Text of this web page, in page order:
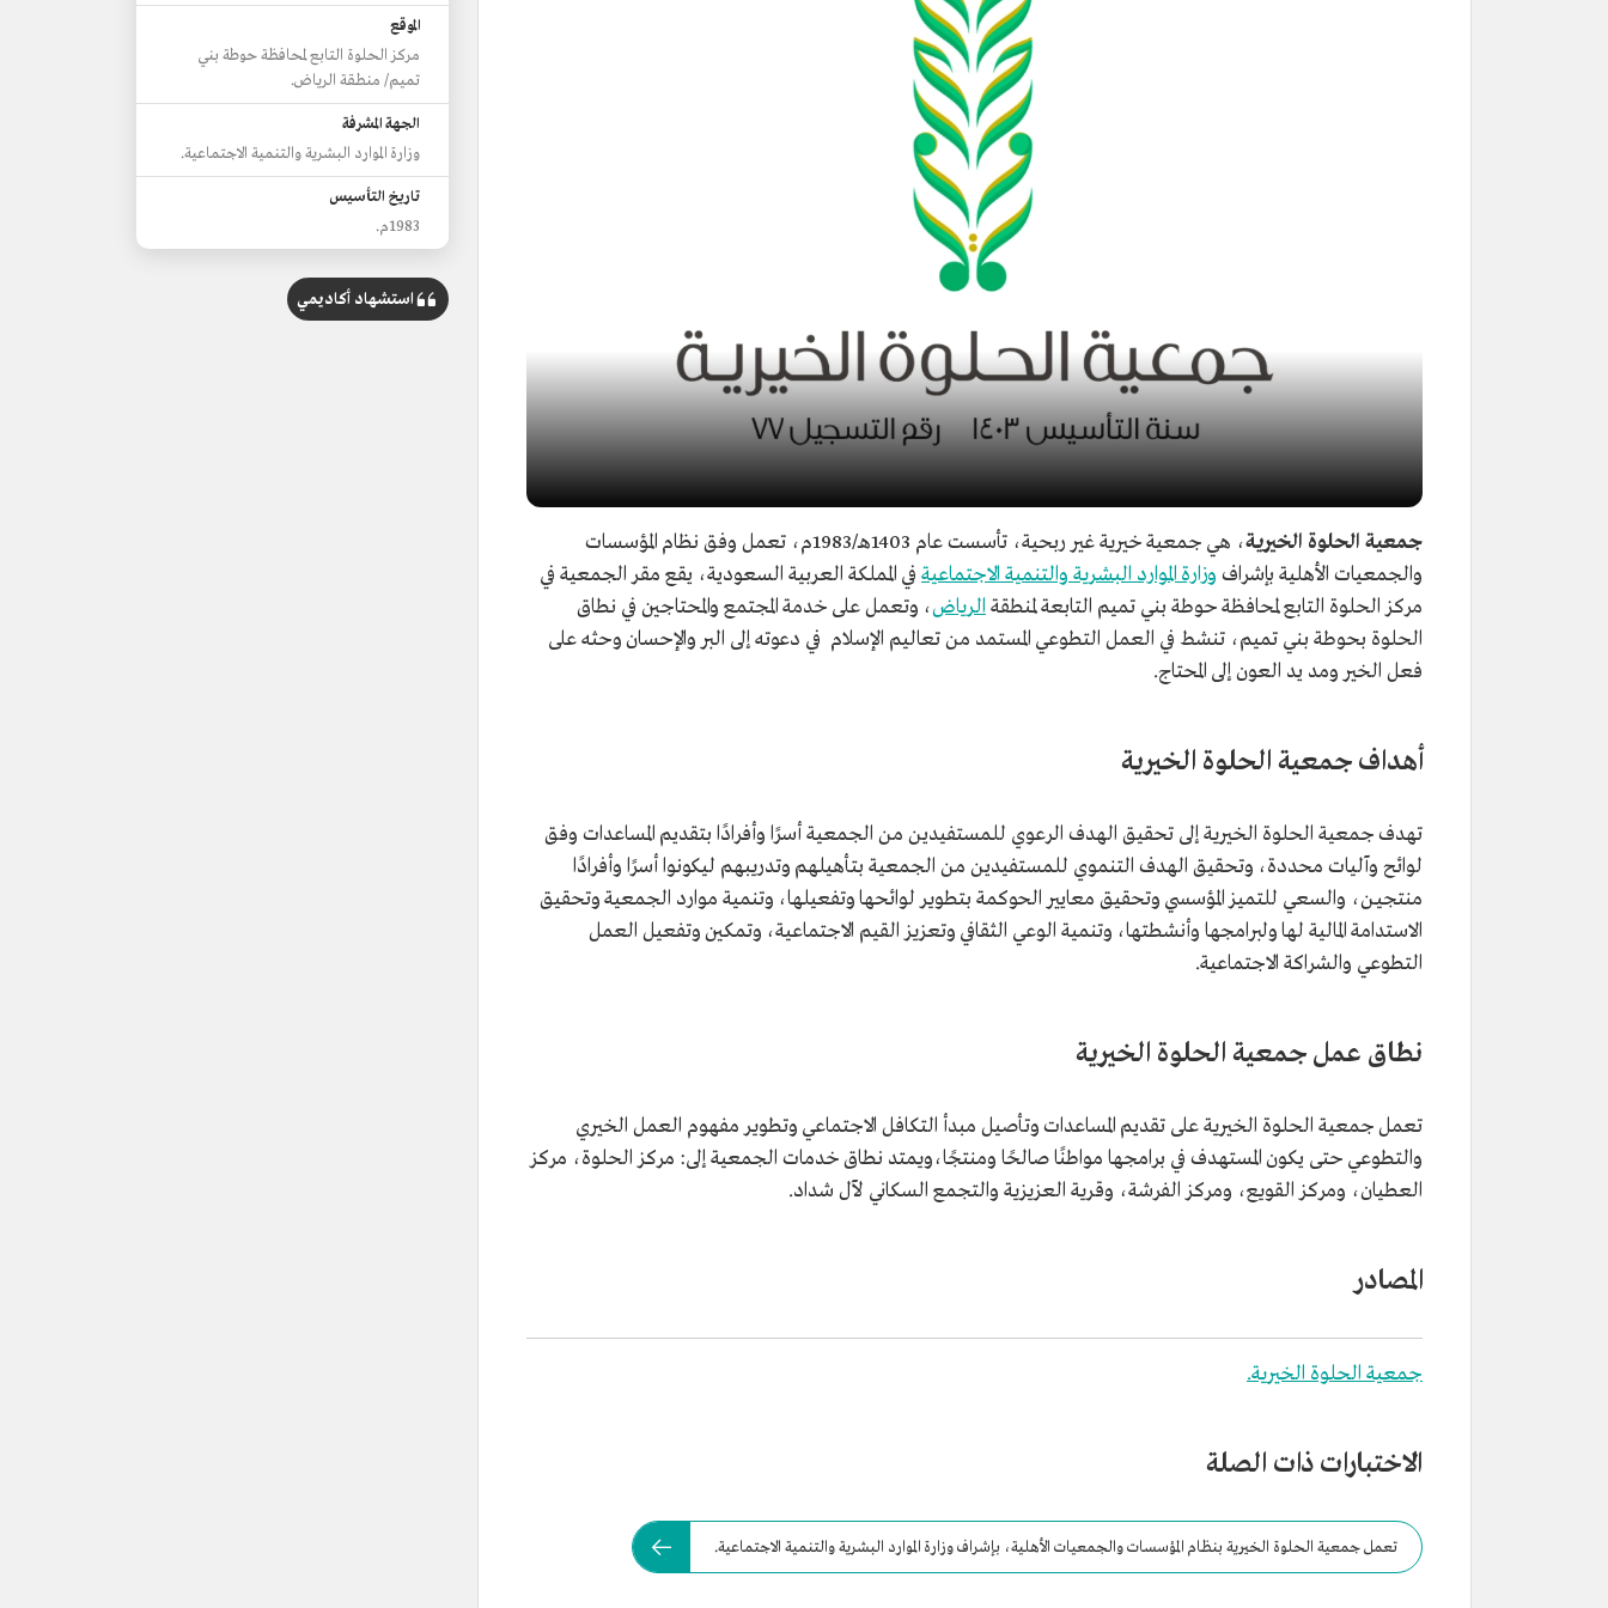
جمعية الحلوة الخيرية
، هي جمعية خيرية غير ربحية، تأسست عام 1403هـ/1983م، تعمل وفق نظام المؤسسات
والجمعيات الأهلية بإشراف وزارة الموارد البشرية والتنمية الاجتماعية في المملكة العربية السعودية، يقع مقر الجمعية في
مركز الحلوة التابع لمحافظة حوطة بني تميم التابعة لمنطقة الرياض، وتعمل على خدمة المجتمع والمحتاجين في نطاق
الحلوة بحوطة بني تميم، تنشط في العمل التطوعي المستمد من تعاليم الإسلام في دعوته إلى البر والإحسان وحثه على
فعل الخير ومد يد العون إلى المحتاج.
أهداف جمعية الحلوة الخيرية
تهدف جمعية الحلوة الخيرية إلى تحقيق الهدف الرعوي للمستفيدين من الجمعية أسرًا وأفرادًا بتقديم المساعدات وفق
لوائح وآليات محددة، وتحقيق الهدف التنموي للمستفيدين من الجمعية بتأهيلهم وتدريبهم ليكونوا أسرًا وأفرادًا
منتجيـن، والسعي للتميز المؤسسي وتحقيق معايير الحوكمة بتطوير لوائحها وتفعيلها، وتنمية موارد الجمعية وتحقيق
الاستدامة المالية لها ولبرامجها وأنشطتها، وتنمية الوعي الثقافي وتعزيز القيم الاجتماعية، وتمكين وتفعيل العمل
التطوعي والشراكة الاجتماعية.
نطاق عمل جمعية الحلوة الخيرية
تعمل جمعية الحلوة الخيرية على تقديم المساعدات وتأصيل مبدأ التكافل الاجتماعي وتطوير مفهوم العمل الخيري
والتطوعي حتى يكون المستهدف في برامجها مواطنًا صالحًا ومنتجًا،ويمتد نطاق خدمات الجمعية إلى: مركز الحلوة، مركز
العطيان، ومركز القويع، ومركز الفرشة، وقرية العزيزية والتجمع السكاني لآل شداد.
المصادر
جمعية الحلوة الخيرية.
الاختبارات ذات الصلة
تعمل جمعية الحلوة الخيرية بنظام المؤسسات والجمعيات الأهلية، بإشراف وزارة الموارد البشرية والتنمية الاجتماعية.
الموقع
مركز الحلوة التابع لمحافظة حوطة بني
تميم/ منطقة الرياض.
الجهة المشرفة
وزارة الموارد البشرية والتنمية الاجتماعية.
تاريخ التأسيس
1983م.
استشهاد أكاديمي